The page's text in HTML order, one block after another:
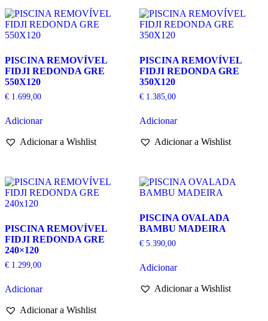
PISCINA REMOVÍVEL
FIDJI REDONDA GRE
550X120
€ 1.699,00
Adicionar
Adicionar a Wishlist
PISCINA REMOVÍVEL
FIDJI REDONDA GRE
350X120
€1.385,00
Adicionar
Adicionar a Wishlist
PISCINA REMOVÍVEL
FIDJI REDONDA GRE
240×120
€ 1.299,00
Adicionar
Adicionar a Wishlist
PISCINA OVALADA
BAMBU MADEIRA
€5.390,00
Adicionar
Adicionar a Wishlist